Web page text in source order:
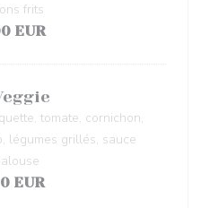
frits
EUR
tomate, cornichon,
légumes grillés, sauce
EUR